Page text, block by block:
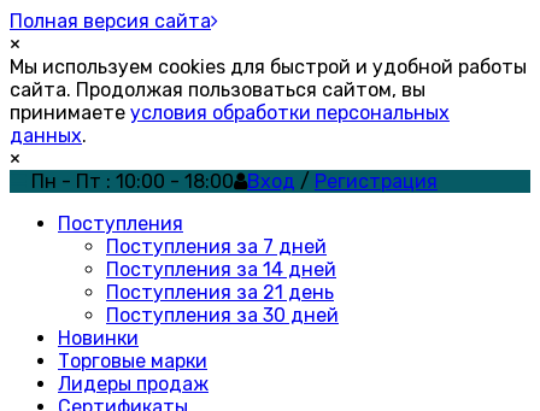
Полная версия сайта
×
Мы используем cookies для быстрой и удобной работы
сайта. Продолжая пользоваться сайтом, вы
принимаете условия обработки персональных
данных.
×
Пн - Пт : 10:00 - 18:00
Вход / Регистрация
Поступления
Поступления за 7 дней
Поступления за 14 дней
Поступления за 21 день
Поступления за 30 дней
Новинки
Торговые марки
Лидеры продаж